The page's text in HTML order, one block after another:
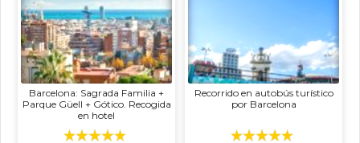
Barcelona: Sagrada Familia +
Parque Güell + Gótico. Recogida
en hotel
Recorrido en autobús turístico
por Barcelona